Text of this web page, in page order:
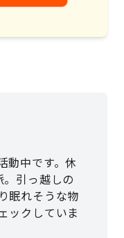
動中です。休
引っ越しの
眠れそうな物
ックしていま